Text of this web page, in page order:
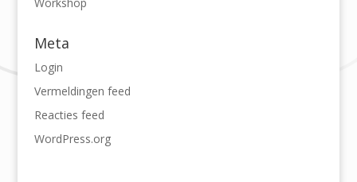
Meta
Login
Vermeldingen feed
Reacties feed
WordPress.org